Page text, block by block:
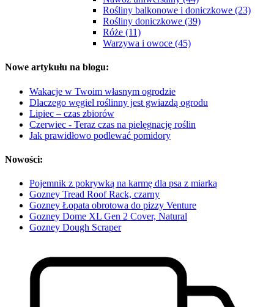
Rośliny balkonowe i doniczkowe (23)
Rośliny doniczkowe (39)
Róże (11)
Warzywa i owoce (45)
Nowe artykułu na blogu:
Wakacje w Twoim własnym ogrodzie
Dlaczego węgiel roślinny jest gwiazdą ogrodu
Lipiec – czas zbiorów
Czerwiec - Teraz czas na pielęgnację roślin
Jak prawidłowo podlewać pomidory
Nowości:
Pojemnik z pokrywką na karmę dla psa z miarką
Gozney Tread Roof Rack, czarny
Gozney Łopata obrotowa do pizzy Venture
Gozney Dome XL Gen 2 Cover, Natural
Gozney Dough Scraper